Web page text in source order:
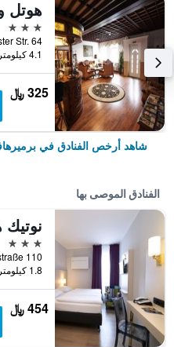
3 نجوم
4.1 كيلومتر عن وسط المدينة
325 ﷼
شاهد أرخص الفنادق في
الفنادق الموصى بها
3 نجوم
1.8 كيلومتر عن وسط المدينة
454 ﷼